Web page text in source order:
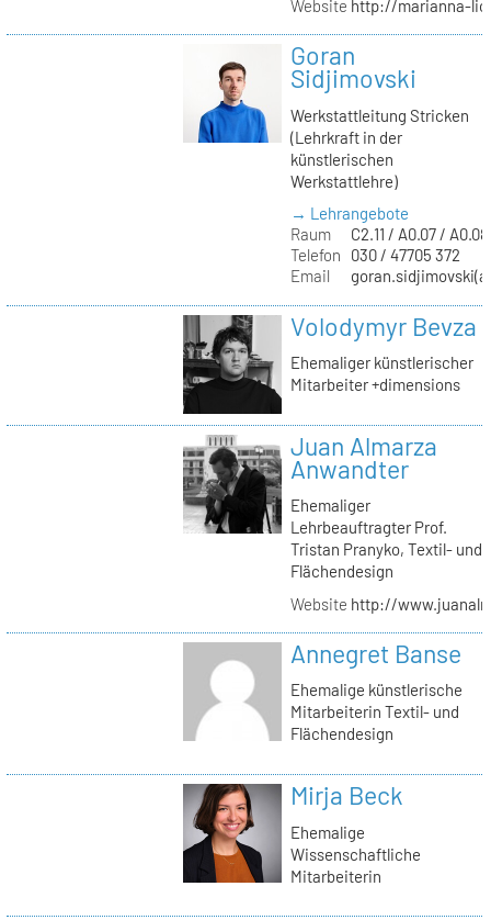
Website http://marianna-
Goran
Sidjimovski
Werkstattleitung Stricken
(Lehrkraft in der
künstlerischen
Werkstattlehre)
→ Lehrangebote
Raum
C2.11 / A0.07 / A0.08
Telefon
030 / 47705 372
Email
Volodymyr Bevza
Ehemaliger künstlerischer
Mitarbeiter +dimensions
Juan Almarza
Anwandter
Ehemaliger
Lehrbeauftragter Prof.
Tristan Pranyko, Textil- und
Flächendesign
Website http://
Annegret Banse
Ehemalige künstlerische
Mitarbeiterin Textil- und
Flächendesign
Mirja Beck
Ehemalige
Wissenschaftliche
Mitarbeiterin